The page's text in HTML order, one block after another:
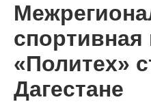
«Политех»
Дагестане